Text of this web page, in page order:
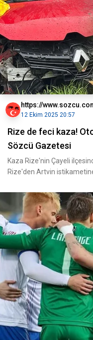
https://
12 Ekim 2025 20:57
Rize de feci kaza!
Sözcü Gazetesi
Kaza Rize'nin Çayeli
Rize'den Artvin